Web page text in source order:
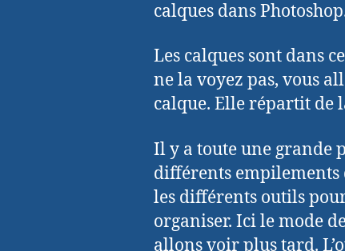
calques dans
Les calques sont dans
ne la voyez pas, vous
calque. Elle répartit de
Il y a toute une grande
différents empilements
les différents outils
organiser. Ici le mode
allons voir plus tard.